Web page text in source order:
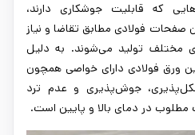
که قابلیت جوشکاری دارند،
فولادی مطابق تقاضا و نیاز
مختلف تولید می‌شوند. به دلیل
ورق فولادی دارای خواصی همچون
جوش‌پذیری و عدم ترد
در دمای بالا و پایین است.